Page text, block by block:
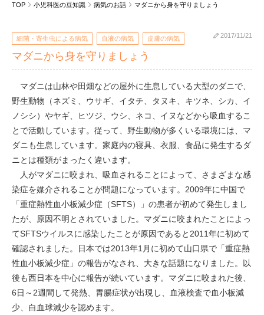
TOP 小児科医の豆知識 病気のお話 マダニから身を守りましょう
細菌・寄生虫による病気 血液の病気 皮膚の病気
マダニから身を守りましょう
2017/11/21
マダニは山林や田畑などの屋外に生息している大型のダニで、
野生動物（ネズミ、ウサギ、イタチ、タヌキ、キツネ、シカ、イ
ノシシ）やヤギ、ヒツジ、ウシ、ネコ、イヌなどから吸血するこ
とで活動しています。従って、野生動物が多くいる環境には、マ
ダニも生息しています。家庭内の寝具、衣服、食品に発生するダ
ニとは種類がまったく違います。
人がマダニに咬まれ、吸血されることによって、さまざまな感
染症を媒介されることが問題になっています。2009年に中国で
「重症熱性血小板減少症（SFTS）」の患者が初めて発生しまし
たが、原因不明とされていました。マダニに咬まれたことによっ
てSFTSウイルスに感染したことが原因であると2011年に初めて
確認されました。日本では2013年1月に初めて山口県で「重症熱
性血小板減少症」の報告がなされ、大きな話題になりました。以
後も西日本を中心に報告が続いています。マダニに咬まれた後、
6日～2週間して発熱、胃腸症状が出現し、血液検査で血小板減
少、白血球減少を認めます。